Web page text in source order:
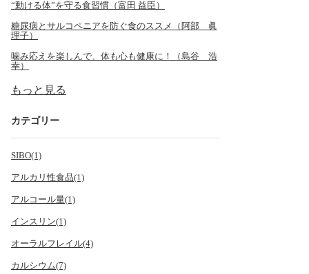
“動ける体”を守る食習慣（富田 益臣）
糖尿病とサルコペニアを防ぐ食のススメ（阿部 眞
理子）
噛み応えを楽しんで、体も心も健康に！（島谷 浩
幸）
もっと見る
カテゴリー
SIBO(1)
アルカリ性食品(1)
アルコール量(1)
インスリン(1)
オーラルフレイル(4)
カルシウム(7)